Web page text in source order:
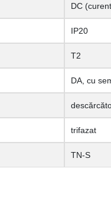
DC
IP20
T2
DA, cu
trifazat
TN-S